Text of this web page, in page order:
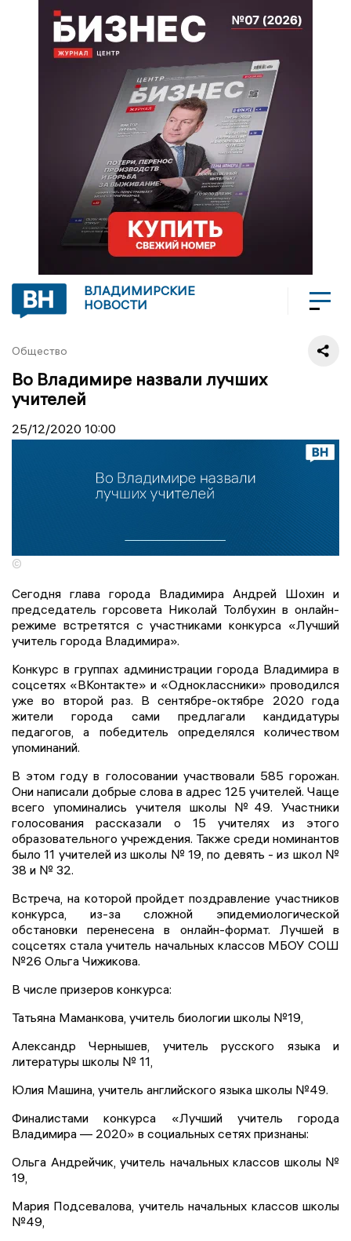
ВЛАДИМИРСКИЕ
НОВОСТИ
Общество
Во Владимире назвали лучших
учителей
25/12/2020 10:00
©
Сегодня глава города Владимира Андрей Шохин и
председатель горсовета Николай Толбухин в онлайн-
режиме встретятся с участниками конкурса «Лучший
учитель города Владимира».
Конкурс в группах администрации города Владимира в
соцсетях «ВКонтакте» и «Одноклассники» проводился
уже во второй раз. В сентябре-октябре 2020 года
жители города сами предлагали кандидатуры
педагогов, а победитель определялся количеством
упоминаний.
В этом году в голосовании участвовали 585 горожан.
Они написали добрые слова в адрес 125 учителей. Чаще
всего упоминались учителя школы №49. Участники
голосования рассказали о 15 учителях из этого
образовательного учреждения. Также среди номинантов
было 11 учителей из школы № 19, по девять - из школ №
38 и № 32.
Встреча, на которой пройдет поздравление участников
конкурса, из-за сложной эпидемиологической
обстановки перенесена в онлайн-формат. Лучшей в
соцсетях стала учитель начальных классов МБОУ СОШ
№26 Ольга Чижикова.
В числе призеров конкурса:
Татьяна Маманкова, учитель биологии школы №19,
Александр Чернышев, учитель русского языка и
литературы школы № 11,
Юлия Машина, учитель английского языка школы №49.
Финалистами конкурса «Лучший учитель города
Владимира — 2020» в социальных сетях признаны:
Ольга Андрейчик, учитель начальных классов школы №
19,
Мария Подсевалова, учитель начальных классов школы
№49,